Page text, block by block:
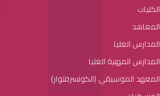
الكليات
المعاهد
المدارس العليا
المدارس المهنية العليا
المعهد الموسيقي (الكونسرفتوار)